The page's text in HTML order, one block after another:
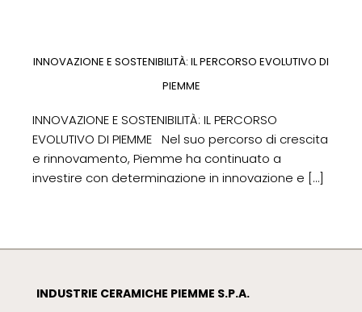
INNOVAZIONE E SOSTENIBILITÀ: IL PERCORSO EVOLUTIVO DI
PIEMME
INNOVAZIONE E SOSTENIBILITÀ: IL PERCORSO
EVOLUTIVO DI PIEMME Nel suo percorso di crescita
e rinnovamento, Piemme ha continuato a
investire con determinazione in innovazione e […]
INDUSTRIE CERAMICHE PIEMME S.P.A.